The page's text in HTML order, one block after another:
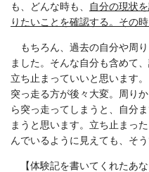
も、どんな時も、
自分の現状
りたいことを確認する。その
もちろん、過去の自分や周
ました。そんな自分も含めて
立ち止まっていいと思います
突っ走る方が後々大変。周り
ら突っ走ってしまうと、自分
まうと思います。立ち止まっ
んでいるように見えても、そう
【体験記を書いてくれたあな